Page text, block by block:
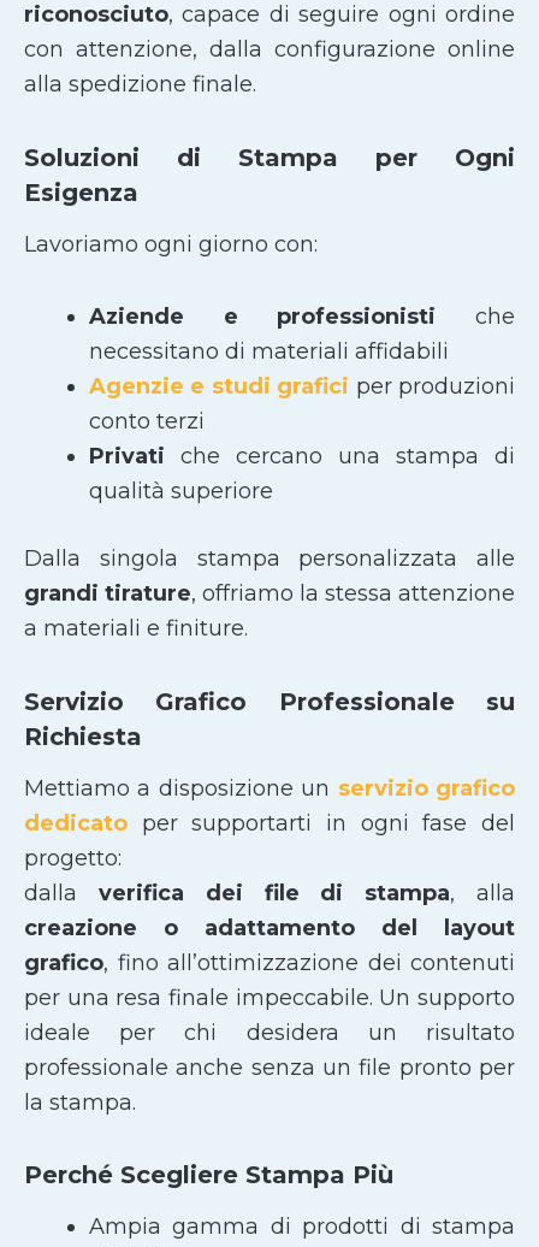
riconosciuto, capace di seguire ogni ordine
con attenzione, dalla configurazione online
alla spedizione finale.
Soluzioni di Stampa per Ogni
Esigenza
Lavoriamo ogni giorno con:
Aziende e professionisti che
necessitano di materiali affidabili
Agenzie e studi grafici per produzioni
conto terzi
Privati che cercano una stampa di
qualità superiore
Dalla singola stampa personalizzata alle
grandi tirature, offriamo la stessa attenzione
a materiali e finiture.
Servizio Grafico Professionale su
Richiesta
Mettiamo a disposizione un servizio grafico
dedicato per supportarti in ogni fase del
progetto:
dalla verifica dei file di stampa, alla
creazione o adattamento del layout
grafico, fino all’ottimizzazione dei contenuti
per una resa finale impeccabile. Un supporto
ideale per chi desidera un risultato
professionale anche senza un file pronto per
la stampa.
Perché Scegliere Stampa Più
Ampia gamma di prodotti di stampa